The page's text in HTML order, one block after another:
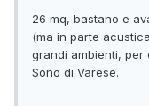
26 mq, bastano e
(ma in parte
grandi ambienti, per
Sono di Varese.